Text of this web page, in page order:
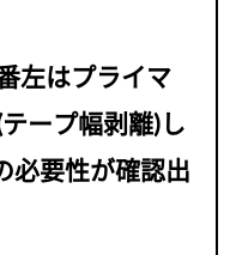
左はプライマ
ープ幅剥離)し
必要性が確認出